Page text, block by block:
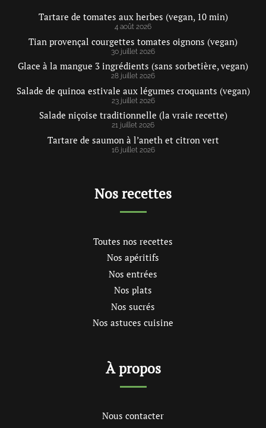
Tartare de tomates aux herbes (vegan, 10 min)
4 août 2026
Tian provençal courgettes tomates oignons (vegan)
30 juillet 2026
Glace à la mangue 3 ingrédients (sans sorbetière, vegan)
28 juillet 2026
Salade de quinoa estivale aux légumes croquants (vegan)
23 juillet 2026
Salade niçoise traditionnelle (la vraie recette)
21 juillet 2026
Tartare de saumon à l’aneth et citron vert
16 juillet 2026
Nos recettes
Toutes nos recettes
Nos apéritifs
Nos entrées
Nos plats
Nos sucrés
Nos astuces cuisine
À propos
Nous contacter